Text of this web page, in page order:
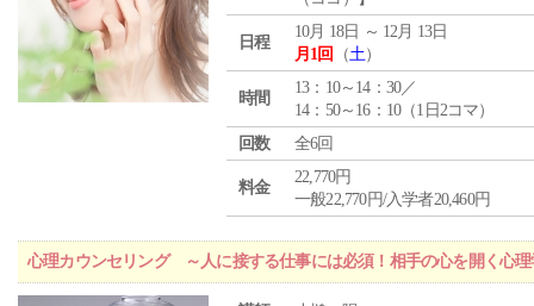
日程
10月 18日 ～ 12月 13日
月1回
（土）
時間
13：10～14：30／
14：50～16：10（1日2コマ）
回数
全6回
料金
22,770円
一般22,770円/入学者20,460円
心理カウンセリング ～人に接する仕事には必須！相手の心を開く心理